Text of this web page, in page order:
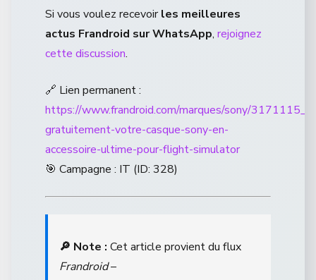
Si vous voulez recevoirles meilleures
actus Frandroid sur WhatsApp, rejoignez
cette discussion.
🔗 Lien permanent :
https://www.frandroid.com/marques/sony/
gratuitement-votre-casque-sony-en-
accessoire-ultime-pour-flight-simulator
🎯 Campagne : IT (ID: 328)
🔎 Note : Cet article provient du flux
Frandroid–